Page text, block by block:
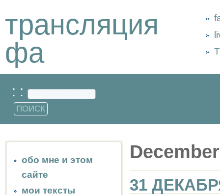
трансляция
фа
: :
обо мне и этом
сайте
мои тексты
31